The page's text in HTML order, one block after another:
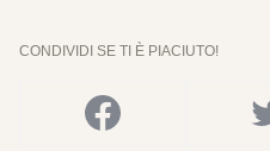
CONDIVIDI SE TI È PIACIUTO!